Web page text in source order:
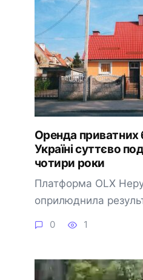
Оренда приватних
Україні суттєво
чотири роки
Платформа OLX
оприлюднила
0 1